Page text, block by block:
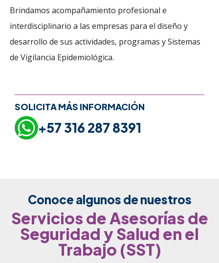
Brindamos acompañamiento profesional e
interdisciplinario a las empresas para el diseño y
desarrollo de sus actividades, programas y Sistemas
de Vigilancia Epidemiológica.
SOLICITA MÁS INFORMACIÓN
+57 316 287 8391
Conoce algunos de nuestros
Servicios de Asesorías de
Seguridad y Salud en el
Trabajo (SST)